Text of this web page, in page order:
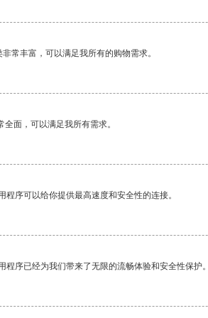
常丰富，可以满足我所有的购物需求。
面，可以满足我所有需求。
程序可以给你提供最高速度和安全性的连接。
程序已经为我们带来了无限的流畅体验和安全性保护